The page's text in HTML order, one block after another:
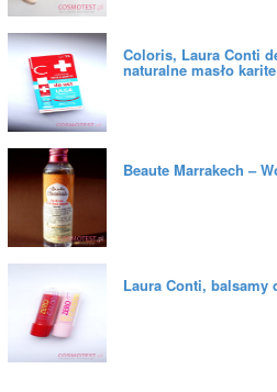
Coloris, Laura Conti
naturalne masło
Beaute Marrakech –
Laura Conti, balsamy